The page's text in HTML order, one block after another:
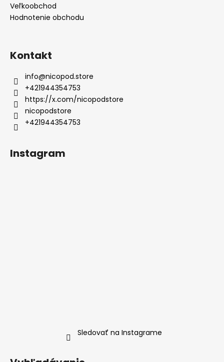
Veľkoobchod
Hodnotenie obchodu
Kontakt
info@nicopod.store
+421944354753
https://x.com/nicopodstore
nicopodstore
+421944354753
Instagram
Sledovať na Instagrame